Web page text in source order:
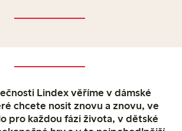
Lindex věříme v dámské
chcete nosit znovu a znovu, ve
pro každou fázi života, v dětské